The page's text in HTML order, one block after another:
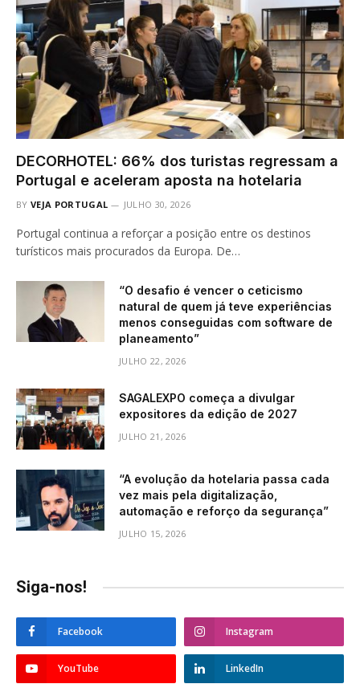
DECORHOTEL: 66% dos turistas regressam a
Portugal e aceleram aposta na hotelaria
BY VEJA PORTUGAL JULHO 30, 2026
Portugal continua a reforçar a posição entre os destinos
turísticos mais procurados da Europa. De…
“O desafio é vencer o ceticismo
natural de quem já teve experiências
menos conseguidas com software de
planeamento”
JULHO 22, 2026
SAGALEXPO começa a divulgar
expositores da edição de 2027
JULHO 21, 2026
“A evolução da hotelaria passa cada
vez mais pela digitalização,
automação e reforço da segurança”
JULHO 15, 2026
Siga-nos!
Facebook Instagram
YouTube LinkedIn